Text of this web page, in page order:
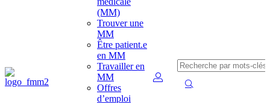
(MM)
Trouver une
MM
Être patient.e
en MM
Travailler en
MM
Offres
d’emploi